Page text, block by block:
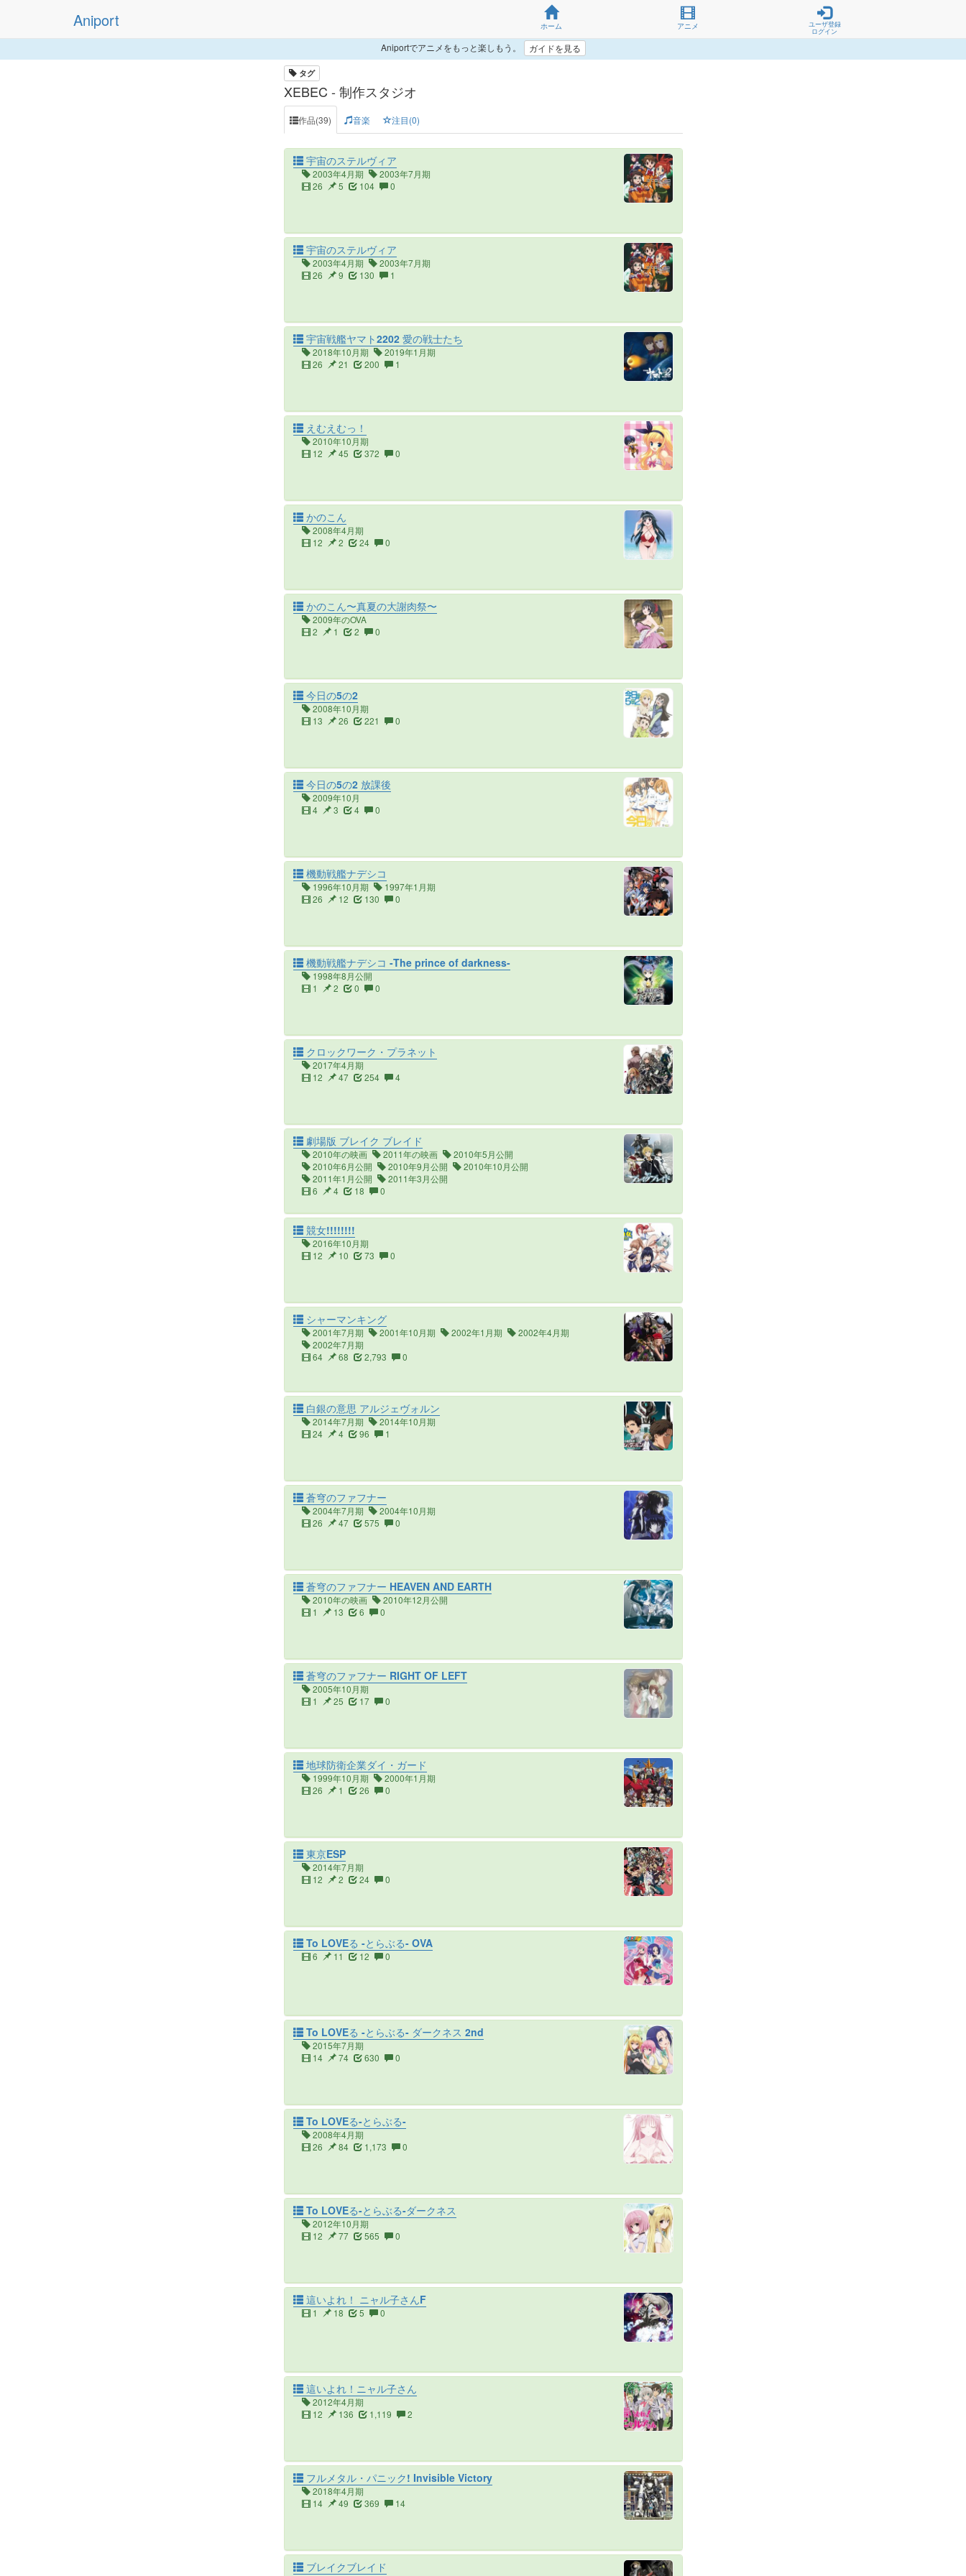
Aniport ホーム アニメ
ユーザ登録
ログイン
Aniportでアニメをもっと楽しもう。 ガイドを見る
タグ
XEBEC - 制作スタジオ
作品(39) 音楽 注目(0)
宇宙のステルヴィア
2003年4月期
2003年7月期
26
5 104 0
宇宙のステルヴィア
2003年4月期
2003年7月期
26
9 130 1
宇宙戦艦ヤマト2202 愛の戦士たち
2018年10月期
2019年1月期
26
21 200 1
えむえむっ！
2010年10月期
12
45 372 0
かのこん
2008年4月期
12
2 24 0
かのこん〜真夏の大謝肉祭〜
2009年のOVA
2
1 2 0
今日の5の2
2008年10月期
13
26 221 0
今日の5の2 放課後
2009年10月
4
3 4 0
機動戦艦ナデシコ
1996年10月期
1997年1月期
26
12 130 0
機動戦艦ナデシコ -The prince of darkness-
1998年8月公開
1
2 0 0
クロックワーク・プラネット
2017年4月期
12
47 254 4
劇場版 ブレイク ブレイド
2010年の映画 2011年の映画
2010年5月公開
2010年6月公開
2010年9月公開
2010年10月公開
2011年1月公開
2011年3月公開
6
4 18 0
競女!!!!!!!!
2016年10月期
12
10 73 0
シャーマンキング
2001年7月期 2001年10月期 2002年1月期
2002年4月期
2002年7月期
64
68 2,793 0
白銀の意思 アルジェヴォルン
2014年7月期
2014年10月期
24
4 96 1
蒼穹のファフナー
2004年7月期
2004年10月期
26
47 575 0
蒼穹のファフナー HEAVEN AND EARTH
2010年の映画
2010年12月公開
1
13 6 0
蒼穹のファフナー RIGHT OF LEFT
2005年10月期
1
25 17 0
地球防衛企業ダイ・ガード
1999年10月期
2000年1月期
26
1 26 0
東京ESP
2014年7月期
12
2 24 0
To LOVEる -とらぶる- OVA
6 11 12 0
To LOVEる -とらぶる- ダークネス 2nd
2015年7月期
14
74 630 0
To LOVEる-とらぶる-
2008年4月期
26
84 1,173 0
To LOVEる-とらぶる-ダークネス
2012年10月期
12
77 565 0
這いよれ！ ニャル子さんF
1 18 5 0
這いよれ！ニャル子さん
2012年4月期
12
136 1,119 2
フルメタル・パニック! Invisible Victory
2018年4月期
14
49 369 14
ブレイクブレイド